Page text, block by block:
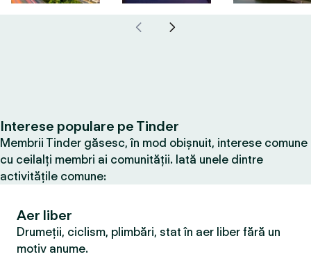
Interese populare pe Tinder
Membrii Tinder găsesc, în mod obișnuit, interese comune
cu ceilalți membri ai comunității. Iată unele dintre
activitățile comune:
Aer liber
Drumeții, ciclism, plimbări, stat în aer liber fără un
motiv anume.